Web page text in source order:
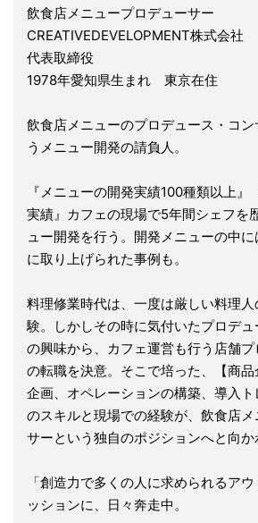
飲食店メニュープロデューサー
CREATIVEDEVELOPMENT株式会社
代表取締役
1978年愛知県生まれ 東京在住
飲食店メニューのプロデュース・コ
うメニュー開発の請負人。
『メニューの開発実績100種類以上
実績』カフェの現場で5年間シェフを
ュー開発を行う。開発メニューの中
に取り上げられた事例も。
料理修業時代は、一度は厳しい料理
験。しかしその時に気付いたプロデ
の興味から、カフェ運営も行う店舗
の転職を決意。そこで培った、【商
企画、オペレーションの構築、導入
のスキルと現場での経験が、飲食店
サーという独自のポジションへと向か
「創造力で多くの人に求められるア
ッションに、日々奔走中。